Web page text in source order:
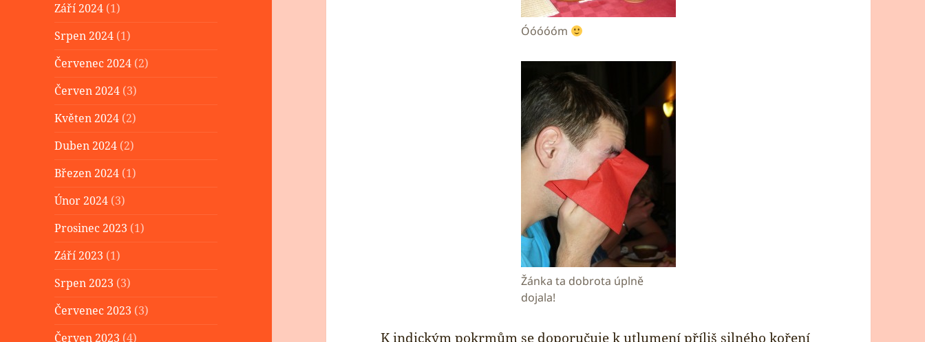
Září 2024 (1)
Srpen 2024 (1)
Červenec 2024 (2)
Červen 2024 (3)
Květen 2024 (2)
Duben 2024 (2)
Březen 2024 (1)
Únor 2024 (3)
Prosinec 2023 (1)
Září 2023 (1)
Srpen 2023 (3)
Červenec 2023 (3)
Červen 2023 (4)
Óóóóóm
Žánka ta dobrota úplně
dojala!
K indickým pokrmům se doporučuje k utlumení příliš silného koření